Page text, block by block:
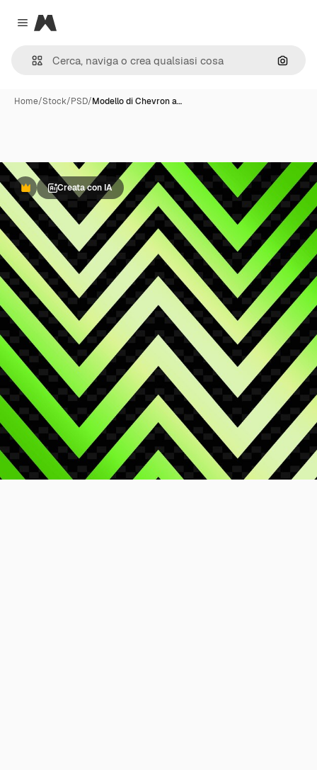
Close menu
Magnific
Cerca
Home/Stock/PSD/Modello di Chevron a…
PremiumCreata con IA